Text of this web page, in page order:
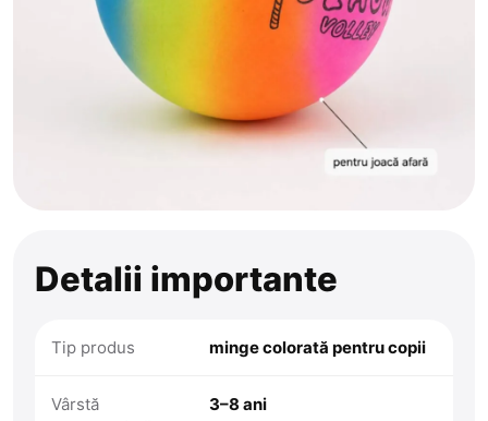
Detalii importante
Tip produs minge colorată pentru copii
Vârstă
3–8 ani